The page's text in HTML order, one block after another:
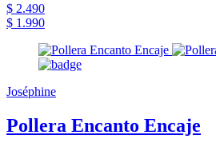
$ 2.490
$ 1.990
Joséphine
Pollera Encanto Encaje